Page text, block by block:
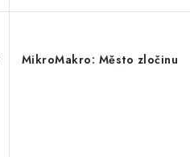
MikroMakro: Město zločinu